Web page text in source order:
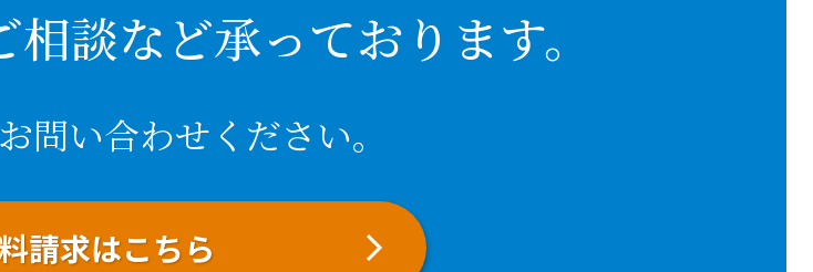
談など承っております。
問い合わせください。
請求はこちら